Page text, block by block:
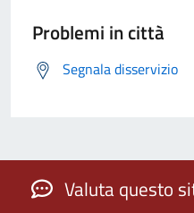
Problemi in città
Segnala disservizio
Valuta questo